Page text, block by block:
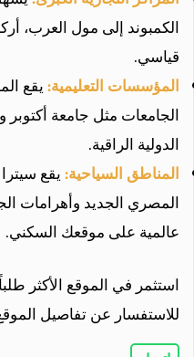
الكمبوند إلى مول العرب،
قياسي.
المؤسسات التعليمية:يقع
الجامعات مثل جامعة أكتوبر
الدولية الراقية.
المناطق السياحية:يقع
المصري الجديد وأهرامات
عالمية على موقعك السكني.
استثمر في الموقع الأكثر
للاستفسار عن تفاصيل الموقع على